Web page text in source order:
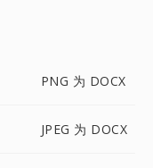
PNG 为 DOCX
JPEG 为 DOCX